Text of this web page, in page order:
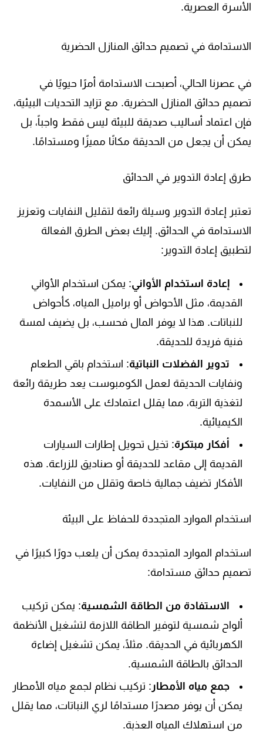
الأسرة العصرية.
الاستدامة في تصميم حدائق المنازل الحضرية
في عصرنا الحالي، أصبحت الاستدامة أمرًا حيويًا في
تصميم حدائق المنازل الحضرية. مع تزايد التحديات البيئية،
فإن اعتماد أساليب صديقة للبيئة ليس فقط واجباً، بل
يمكن أن يجعل من الحديقة مكانًا مميزًا ومستدامًا.
طرق إعادة التدوير في الحدائق
تعتبر إعادة التدوير وسيلة رائعة لتقليل النفايات وتعزيز
الاستدامة في الحدائق. إليك بعض الطرق الفعالة
لتطبيق إعادة التدوير:
إعادة استخدام الأواني: يمكن استخدام الأواني
القديمة، مثل الأحواض أو براميل المياه، كأحواض
للنباتات. هذا لا يوفر المال فحسب، بل يضيف لمسة
فنية فريدة للحديقة.
تدوير الفضلات النباتية: استخدام باقي الطعام
ونفايات الحديقة لعمل الكومبوست يعد طريقة رائعة
لتغذية التربة، مما يقلل اعتمادك على الأسمدة
الكيميائية.
أفكار مبتكرة: تخيل تحويل إطارات السيارات
القديمة إلى مقاعد للحديقة أو صناديق للزراعة. هذه
الأفكار تضيف جمالية خاصة وتقلل من النفايات.
استخدام الموارد المتجددة للحفاظ على البيئة
استخدام الموارد المتجددة يمكن أن يلعب دورًا كبيرًا في
تصميم حدائق مستدامة:
الاستفادة من الطاقة الشمسية: يمكن تركيب
ألواح شمسية لتوفير الطاقة اللازمة لتشغيل الأنظمة
الكهربائية في الحديقة. مثلًا، يمكن تشغيل إضاءة
الحدائق بالطاقة الشمسية.
جمع مياه الأمطار : تركيب نظام لجمع مياه الأمطار
يمكن أن يوفر مصدرًا مستدامًا لري النباتات، مما يقلل
من استهلاك المياه العذبة.